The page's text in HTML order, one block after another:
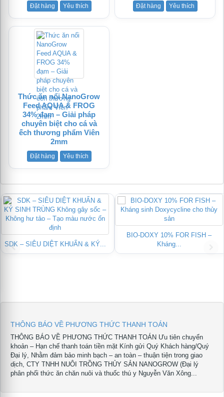
Đặt hàng Yêu thích Đặt hàng Yêu thích
Thức ăn nổi NanoGrow
Feed AQUA & FROG
34% đạm – Giải pháp
chuyên biệt cho cá và
ếch thương phẩm Viên
2mm
Đặt hàng Yêu thích
SDK – SIÊU DIỆT KHUẨN & KÝ...
BIO-DOXY 10% FOR FISH –
Kháng...
THÔNG BÁO VỀ PHƯƠNG THỨC THANH TOÁN
THÔNG BÁO VỀ PHƯƠNG THỨC THANH TOÁN Ưu tiên chuyển
khoản – Hạn chế thanh toán tiền mặt Kính gửi Quý Khách hàng/Quý
Đại lý, Nhằm đảm bảo minh bạch – an toàn – thuận tiện trong giao
dịch, CTY TNHH NUÔI TRỒNG THỦY SẢN NANOGROW (Đại lý
phân phối thức ăn chăn nuôi và thuốc thú y Nguyễn Văn Xông...